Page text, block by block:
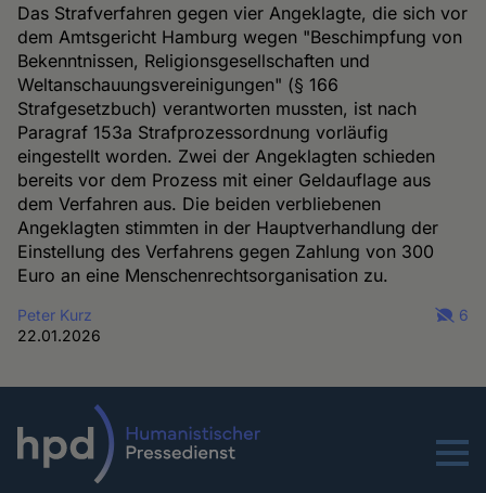
Das Strafverfahren gegen vier Angeklagte, die sich vor
dem Amtsgericht Hamburg wegen "Beschimpfung von
Bekenntnissen, Religionsgesellschaften und
Weltanschauungsvereinigungen" (§ 166
Strafgesetzbuch) verantworten mussten, ist nach
Paragraf 153a Strafprozessordnung vorläufig
eingestellt worden. Zwei der Angeklagten schieden
bereits vor dem Prozess mit einer Geldauflage aus
dem Verfahren aus. Die beiden verbliebenen
Angeklagten stimmten in der Hauptverhandlung der
Einstellung des Verfahrens gegen Zahlung von 300
Euro an eine Menschenrechtsorganisation zu.
Peter Kurz
22.01.2026
6
Menu